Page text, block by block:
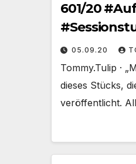
601/20
05.09.20
Tommy.Tulip ·
dieses Stücks,
veröffentlicht.